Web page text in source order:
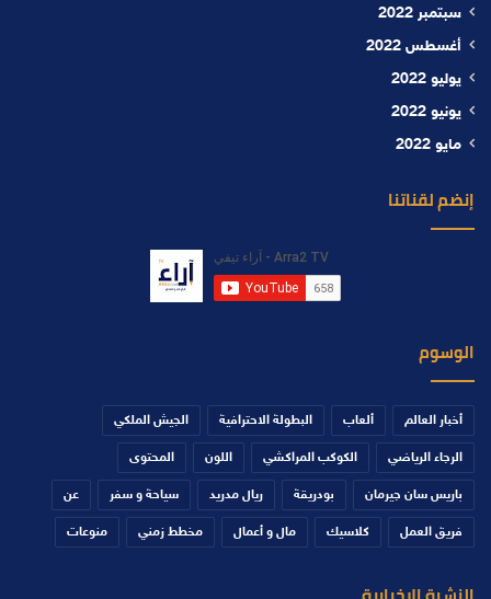
سبتمبر 2022
أغسطس 2022
يوليو 2022
يونيو 2022
مايو 2022
إنضم لقناتنا
الوسوم
أخبار العالم ألعاب البطولة الاحترافية الجيش الملكي
الرجاء الرياضي الكوكب المراكشي اللون المحتوى
باريس سان جيرمان بودريقة ريال مدريد سياحة و سفر عن
فريق العمل كلاسيك مال و أعمال مخطط زمني منوعات